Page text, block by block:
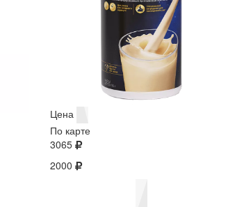
Цена
По карте
3065
2000